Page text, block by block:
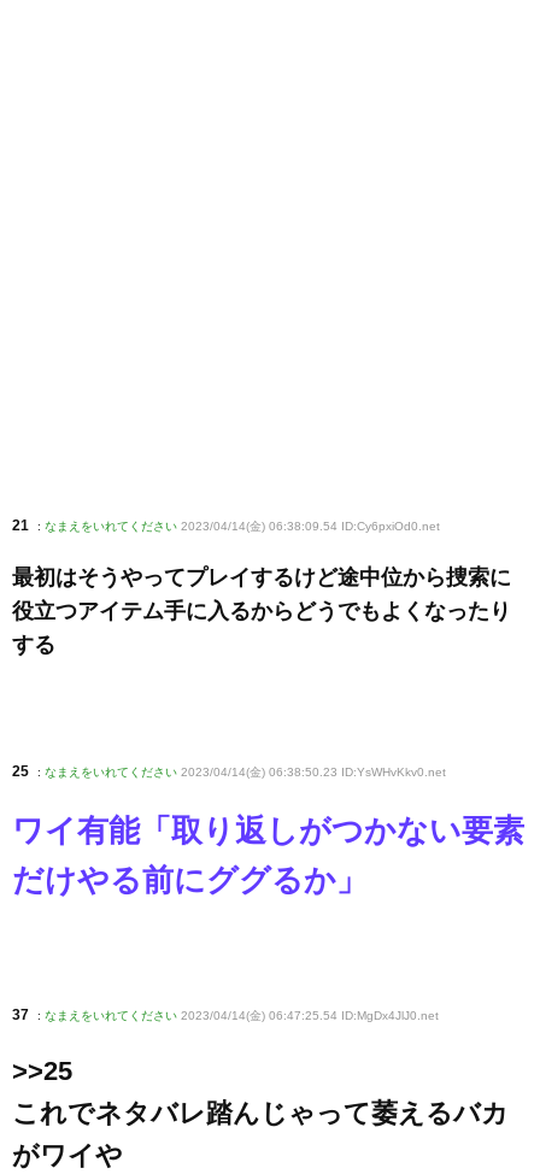
21 : なまえをいれてください 2023/04/14(金) 06:38:09.54 ID:Cy6pxiOd0 .net
最初はそうやってプレイするけど途中位から捜索に
役立つアイテム手に入るからどうでもよくなったり
する
25 : なまえをいれてください 2023/04/14(金) 06:38:50.23 ID:YsWHvKkv0 .net
ワイ有能「取り返しがつかない要素
だけやる前にググるか」
37 : なまえをいれてください 2023/04/14(金) 06:47:25.54 ID:MgDx4JlJ0.net
>>25
これでネタバレ踏んじゃって萎えるバカ
がワイや